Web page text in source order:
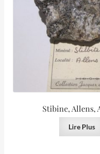
Stibine, Allens,
Lire Plus